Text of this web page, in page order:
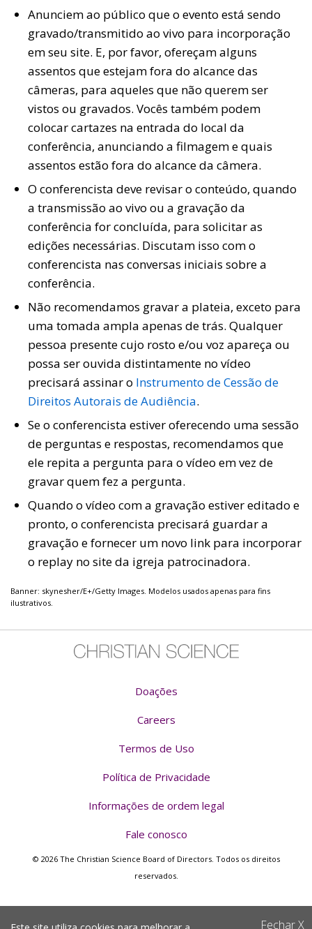
Anunciem ao público que o evento está sendo
gravado/transmitido ao vivo para incorporação
em seu site. E, por favor, ofereçam alguns
assentos que estejam fora do alcance das
câmeras, para aqueles que não querem ser
vistos ou gravados. Vocês também podem
colocar cartazes na entrada do local da
conferência, anunciando a filmagem e quais
assentos estão fora do alcance da câmera.
O conferencista deve revisar o conteúdo, quando
a transmissão ao vivo ou a gravação da
conferência for concluída, para solicitar as
edições necessárias. Discutam isso com o
conferencista nas conversas iniciais sobre a
conferência.
Não recomendamos gravar a plateia, exceto para
uma tomada ampla apenas de trás. Qualquer
pessoa presente cujo rosto e/ou voz apareça ou
possa ser ouvida distintamente no vídeo
precisará assinar o Instrumento de Cessão de
Direitos Autorais de Audiência.
Se o conferencista estiver oferecendo uma sessão
de perguntas e respostas, recomendamos que
ele repita a pergunta para o vídeo em vez de
gravar quem fez a pergunta.
Quando o vídeo com a gravação estiver editado e
pronto, o conferencista precisará guardar a
gravação e fornecer um novo link para incorporar
o replay no site da igreja patrocinadora.
Banner: skynesher/E+/Getty Images. Modelos usados ​​apenas para fins
ilustrativos.
Doações
Careers
Termos de Uso
Política de Privacidade
Informações de ordem legal
Fale conosco
© 2026 The Christian Science Board of Directors. Todos os direitos
reservados.
FecharX